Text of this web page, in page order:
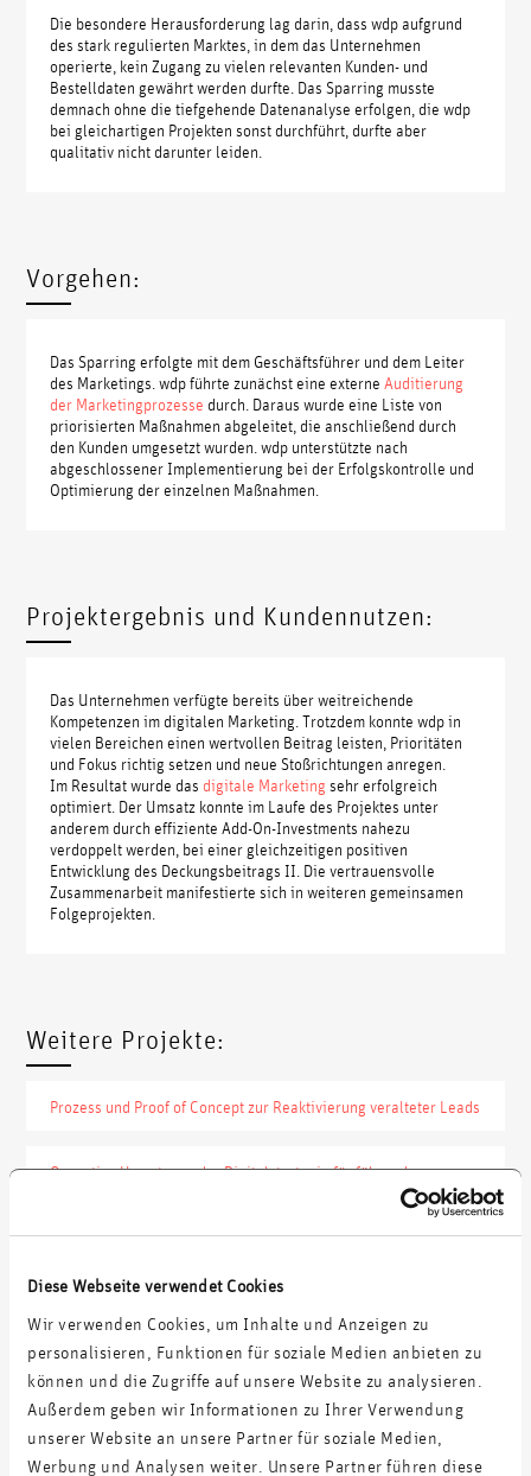
Diese Webseite verwendet Cookies
Wir verwenden Cookies, um Inhalte und Anzeigen zu
personalisieren, Funktionen für soziale Medien anbieten zu
können und die Zugriffe auf unsere Website zu analysieren.
Außerdem geben wir Informationen zu Ihrer Verwendung
unserer Website an unsere Partner für soziale Medien,
Werbung und Analysen weiter. Unsere Partner führen diese
Die besondere Herausforderung lag darin, dass wdp aufgrund
des stark regulierten Marktes, in dem das Unternehmen
operierte, kein Zugang zu vielen relevanten Kunden- und
Bestelldaten gewährt werden durfte. Das Sparring musste
demnach ohne die tiefgehende Datenanalyse erfolgen, die wdp
bei gleichartigen Projekten sonst durchführt, durfte aber
qualitativ nicht darunter leiden.
Vorgehen:
Das Sparring erfolgte mit dem Geschäftsführer und dem Leiter
des Marketings. wdp führte zunächst eine externeAuditierung
der Marketingprozesse durch. Daraus wurde eine Liste von
priorisierten Maßnahmen abgeleitet, die anschließend durch
den Kunden umgesetzt wurden. wdp unterstützte nach
abgeschlossener Implementierung bei der Erfolgskontrolle und
Optimierung der einzelnen Maßnahmen.
Projektergebnis und Kundennutzen:
Das Unternehmen verfügte bereits über weitreichende
Kompetenzen im digitalen Marketing. Trotzdem konnte wdp in
vielen Bereichen einen wertvollen Beitrag leisten, Prioritäten
und Fokus richtig setzen und neue Stoßrichtungen anregen.
Im Resultat wurde das digitale Marketing sehr erfolgreich
optimiert. Der Umsatz konnte im Laufe des Projektes unter
anderem durch effiziente Add-On-Investments nahezu
verdoppelt werden, bei einer gleichzeitigen positiven
Entwicklung des Deckungsbeitrags II. Die vertrauensvolle
Zusammenarbeit manifestierte sich in weiteren gemeinsamen
Folgeprojekten.
Weitere Projekte:
Prozess und Proof of Concept zur Reaktivierung veralteter Leads
Operative Umsetzung der Digitalstrategie für führendes
Unternehmen mit mehrstufigem Vertrieb
Ausgezeichnete Beratung